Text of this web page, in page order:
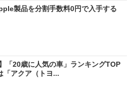
製品を分割手数料0円で入手する
「20歳に人気の車」ランキングTOP
アクア（トヨ...